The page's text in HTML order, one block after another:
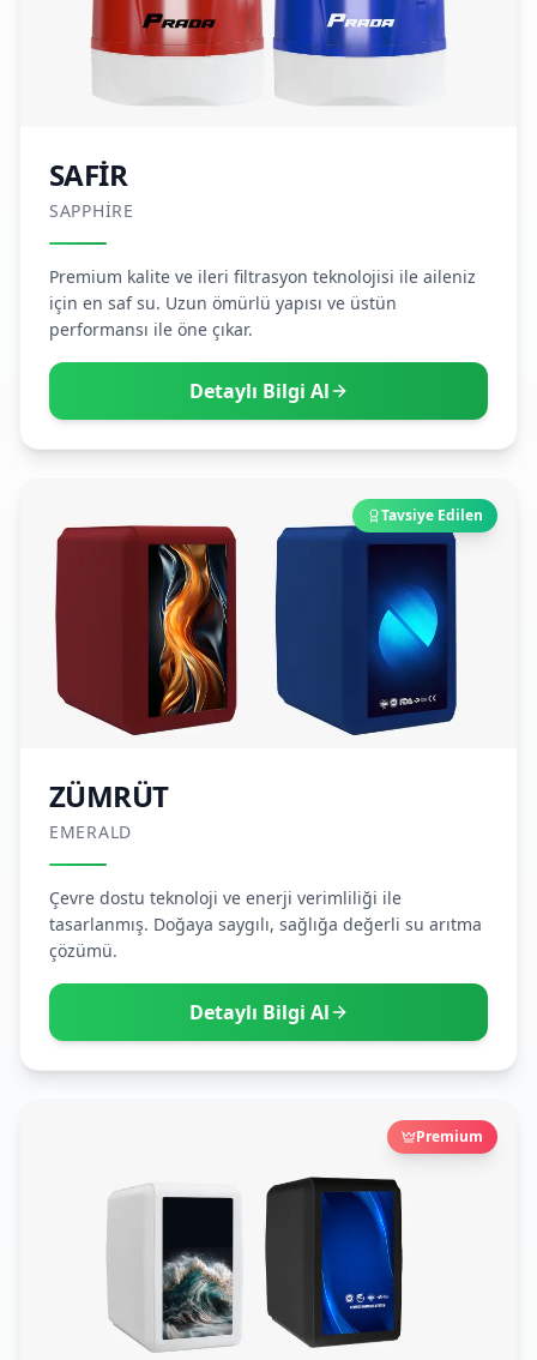
SAFİR
SAPPHIRE
Premium kalite ve ileri filtrasyon teknolojisi ile aileniz
için en saf su. Uzun ömürlü yapısı ve üstün
performansı ile öne çıkar.
Detaylı Bilgi Al
Tavsiye Edilen
ZÜMRÜT
EMERALD
Çevre dostu teknoloji ve enerji verimliliği ile
tasarlanmış. Doğaya saygılı, sağlığa değerli su arıtma
çözümü.
Detaylı Bilgi Al
Premium